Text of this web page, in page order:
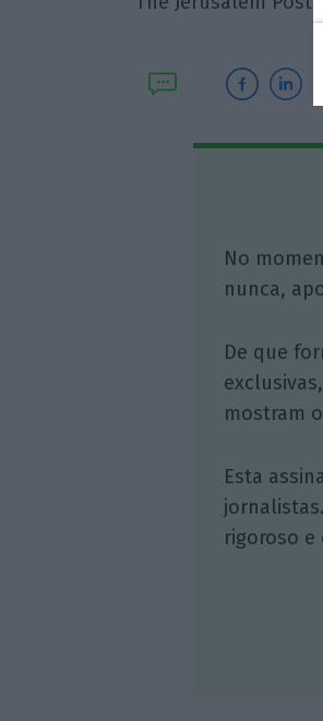
No
nunca,
De que
mostram
Esta
rigoroso e